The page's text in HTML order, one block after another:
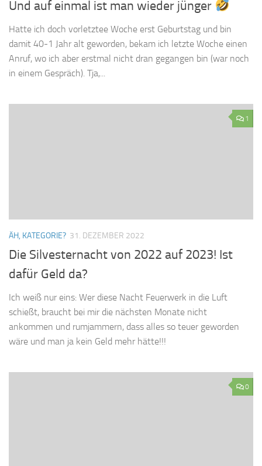
Und auf einmal ist man wieder jünger
Hatte ich doch vorletztee Woche erst Geburtstag und bin
damit 40-1 Jahr alt geworden, bekam ich letzte Woche einen
Anruf, wo ich aber erstmal nicht dran gegangen bin (war noch
in einem Gespräch). Tja,...
1
ÄH, KATEGORIE? 31. DEZEMBER 2022
Die Silvesternacht von 2022 auf 2023! Ist
dafür Geld da?
Ich weiß nur eins: Wer diese Nacht Feuerwerk in die Luft
schießt, braucht bei mir die nächsten Monate nicht
ankommen und rumjammern, dass alles so teuer geworden
wäre und man ja kein Geld mehr hätte!!!
0